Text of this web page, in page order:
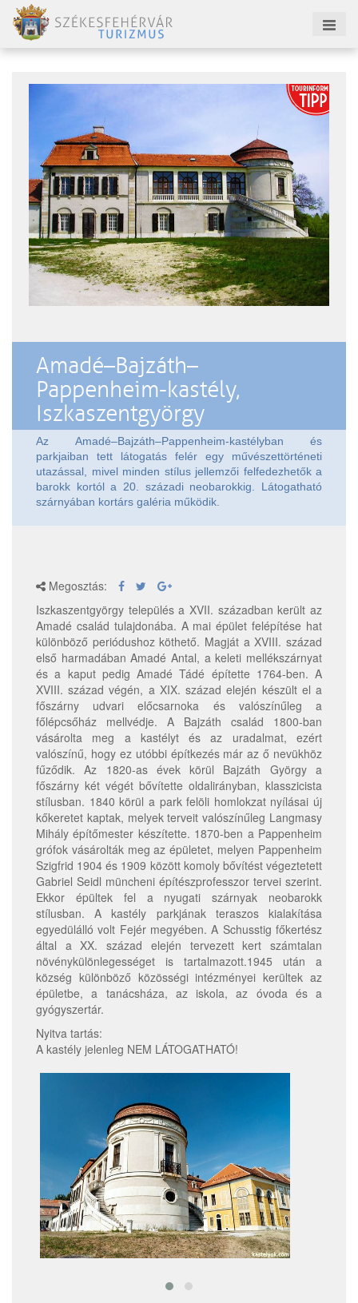
Amadé–Bajzáth–
Pappenheim-kastély,
Iszkaszentgyörgy
Az Amadé–Bajzáth–Pappenheim-kastélyban és
parkjaiban tett látogatás felér egy művészettörténeti
utazással, mivel minden stílus jellemzői felfedezhetők a
barokk kortól a 20. századi neobarokkig. Látogatható
szárnyában kortárs galéria működik.
Megosztás:
Iszkaszentgyörgy település a XVII. században került az
Amadé család tulajdonába. A mai épület felépítése hat
különböző periódushoz köthető. Magját a XVIII. század
első harmadában Amadé Antal, a keleti mellékszárnyat
és a kaput pedig Amadé Tádé építette 1764-ben. A
XVIII. század végén, a XIX. század elején készült el a
főszárny udvari előcsarnoka és valószínűleg a
főlépcsőház mellvédje. A Bajzáth család 1800-ban
vásárolta meg a kastélyt és az uradalmat, ezért
valószínű, hogy ez utóbbi építkezés már az ő nevükhöz
fűződik. Az 1820-as évek körül Bajzáth György a
főszárny két végét bővítette oldalirányban, klasszicista
stílusban. 1840 körül a park felöli homlokzat nyílásai új
kőkeretet kaptak, melyek terveit valószínűleg Langmasy
Mihály építőmester készítette. 1870-ben a Pappenheim
grófok vásárolták meg az épületet, melyen Pappenheim
Szigfrid 1904 és 1909 között komoly bővítést végeztetett
Gabriel Seidl müncheni építészprofesszor tervei szerint.
Ekkor épültek fel a nyugati szárnyak neobarokk
stílusban. A kastély parkjának teraszos kialakítása
egyedülálló volt Fejér megyében. A Schusstig főkertész
által a XX. század elején tervezett kert számtalan
növénykülönlegességet is tartalmazott.1945 után a
község különböző közösségi intézményei kerültek az
épületbe, a tanácsháza, az iskola, az óvoda és a
gyógyszertár.
Nyitva tartás:
A kastély jelenleg NEM LÁTOGATHATÓ!